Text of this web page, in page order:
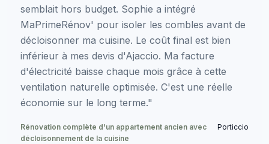
semblait hors budget. Sophie a intégré
MaPrimeRénov' pour isoler les combles avant de
décloisonner ma cuisine. Le coût final est bien
inférieur à mes devis d'Ajaccio. Ma facture
d'électricité baisse chaque mois grâce à cette
ventilation naturelle optimisée. C'est une réelle
économie sur le long terme."
Rénovation complète d'un appartement ancien avec
décloisonnement de la cuisine
Porticcio